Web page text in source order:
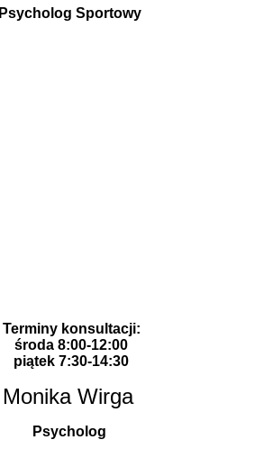
Psycholog Sportowy
Terminy konsultacji:
środa 8:00-12:00
piątek 7:30-14:30
Monika Wirga
Psycholog